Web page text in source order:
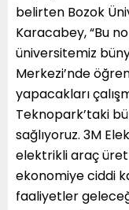
belirten Bozok
Karacabey, “Bu
üniversitemiz
Merkezi’nde
yapacakları
Teknopark’taki
sağlıyoruz. 3M
elektrikli araç
ekonomiye ciddi
faaliyetler